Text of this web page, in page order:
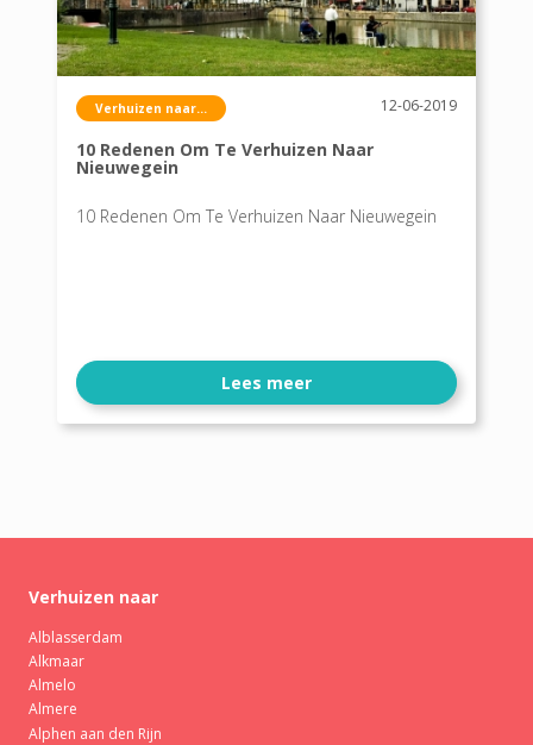
Verhuizen naar... 12-06-2019
10 Redenen Om Te Verhuizen Naar
Nieuwegein
10 Redenen Om Te Verhuizen Naar Nieuwegein
Lees meer
Verhuizen naar
Alblasserdam
Alkmaar
Almelo
Almere
Alphen aan den Rijn